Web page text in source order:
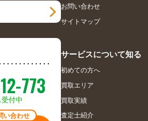
773
付中
い合わせ
お問い合わせ
サイトマップ
サービスについて知る
初めての方へ
買取エリア
買取実績
査定士紹介